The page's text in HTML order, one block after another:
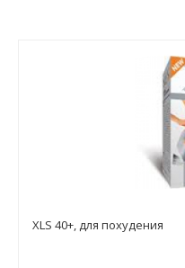
XLS 40+, для похудения